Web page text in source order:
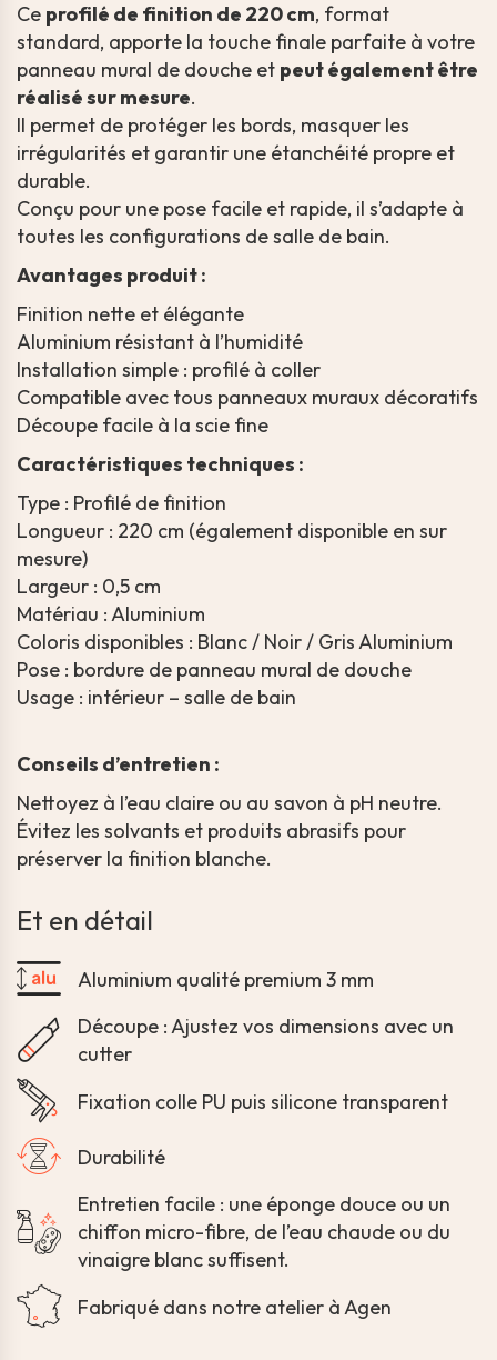
Ce profilé de finition de 220 cm, format
standard, apporte la touche finale parfaite à votre
panneau mural de douche et peut également être
réalisé sur mesure.
Il permet de protéger les bords, masquer les
irrégularités et garantir une étanchéité propre et
durable.
Conçu pour une pose facile et rapide, il s’adapte à
toutes les configurations de salle de bain.
Avantages produit :
Finition nette et élégante
Aluminium résistant à l’humidité
Installation simple : profilé à coller
Compatible avec tous panneaux muraux décoratifs
Découpe facile à la scie fine
Caractéristiques techniques :
Type : Profilé de finition
Longueur : 220 cm (également disponible en sur
mesure)
Largeur : 0,5 cm
Matériau : Aluminium
Coloris disponibles : Blanc / Noir / Gris Aluminium
Pose : bordure de panneau mural de douche
Usage : intérieur – salle de bain
Conseils d’entretien :
Nettoyez à l’eau claire ou au savon à pH neutre.
Évitez les solvants et produits abrasifs pour
préserver la finition blanche.
Et en détail
Aluminium qualité premium 3 mm
Découpe : Ajustez vos dimensions avec un
cutter
Fixation colle PU puis silicone transparent
Durabilité
Entretien facile : une éponge douce ou un
chiffon micro-fibre, de l’eau chaude ou du
vinaigre blanc suffisent.
Fabriqué dans notre atelier à Agen